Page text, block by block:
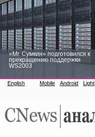
«Mr. Сумкин» подготовился к
прекращению поддержки
WS2003
English Mobile Android Light